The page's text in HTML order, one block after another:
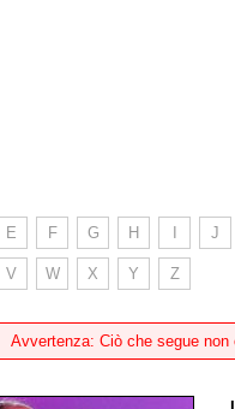
E F G H J
V W X Y Z
Avvertenza: Ciò che segue non